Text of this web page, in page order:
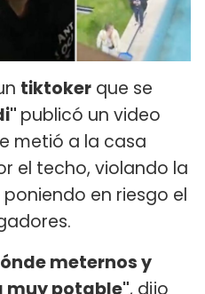
tiktoker que se
publicó un video
metió a la casa
el techo, violando la
en riesgo el
meternos y